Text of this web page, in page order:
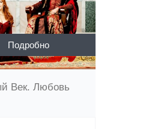
Подробно
Век. Любовь